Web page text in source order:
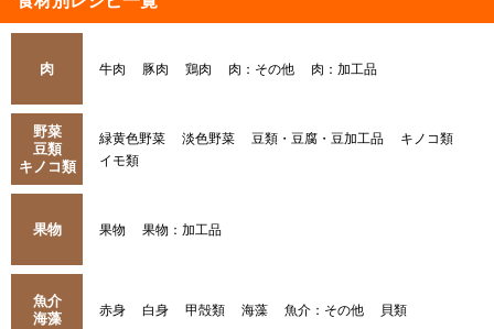
肉 牛肉 豚肉 鶏肉 肉：その他 肉：加工品
野菜
豆類
キノコ類
緑黄色野菜 淡色野菜 豆類・豆腐・豆加工品
キノコ類
イモ類
果物 果物 果物：加工品
魚介
海藻
赤身 白身 甲殻類 海藻 魚介：その他 貝類